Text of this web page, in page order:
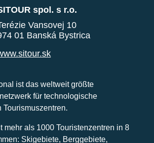
spol. s r.o.
Vansovej 10
01 Banská Bystrica
ist das weltweit größte
für technologische
Tourismuszentren.
mehr als 1000 Touristenzentren in 8
Skigebiete, Berggebiete,